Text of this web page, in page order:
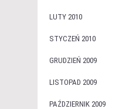
LUTY 2010
STYCZEŃ 2010
GRUDZIEŃ 2009
LISTOPAD 2009
PAŹDZIERNIK 2009